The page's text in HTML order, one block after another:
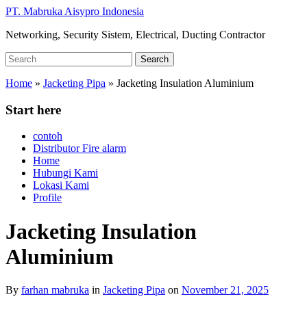
Skip
main
PT. Mabruka Aisypro Indonesia
Networking, Security Sistem, Electrical, Ducting Contractor
Search
for:
Search
Home » Jacketing Pipa » Jacketing Insulation Aluminium
Start here
contoh
Distributor Fire alarm
Home
Hubungi Kami
Lokasi Kami
Profile
Jacketing Insulation
Aluminium
By farhan mabruka in Jacketing Pipa on November 21, 2025